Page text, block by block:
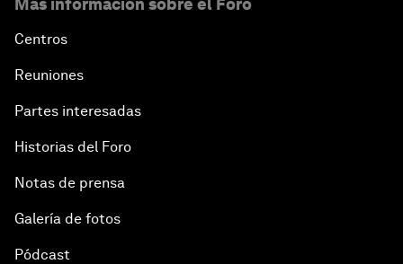
Más información sobre el Foro
Centros
Reuniones
Partes interesadas
Historias del Foro
Notas de prensa
Galería de fotos
Pódcast